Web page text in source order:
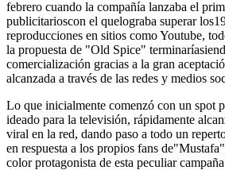
febrero cuando la compañía lanzaba el
publicitarioscon el quelograba superar
reproducciones en sitios como Youtube,
la propuesta de "Old Spice"
comercialización gracias a la gran
alcanzada a través de las redes y medios
Lo que inicialmente comenzó con un spot
ideado para la televisión, rápidamente
viral en la red, dando paso a todo un
en respuesta a los propios fans
color protagonista de esta peculiar